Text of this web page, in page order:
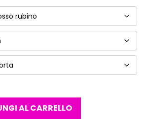
AL CARRELLO